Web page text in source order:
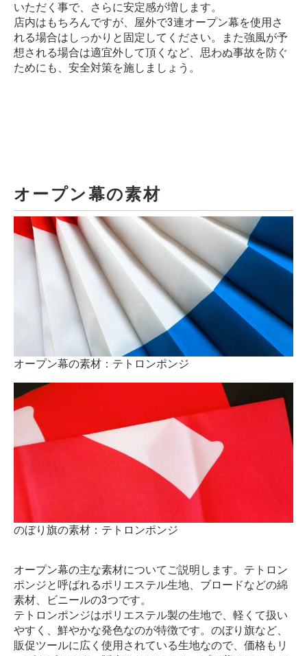
いただく事で、さらに安定感が増します。
店内はもちろんですが、屋外で3連オープン幕を使用さ
れる場合はしっかりと固定してください。また強風が予
想される場合は適宜外して頂くなど、思わぬ事故を防ぐ
ためにも、安全対策を施しましょう。
オープン幕の素材
オープン幕の素材：テトロンポンジ
のぼり旗の素材：テトロンポンジ
オープン幕の主な素材についてご説明します。テトロン
ポンジと呼ばれるポリエステル生地、ブロードなどの綿
素材、ビニールの3つです。
テトロンポンジはポリエステル製の生地で、軽くて扱い
やすく、鮮やかな発色なのが特徴です。のぼり旗など、
販促ツールに広く使用されている生地なので、価格もリ